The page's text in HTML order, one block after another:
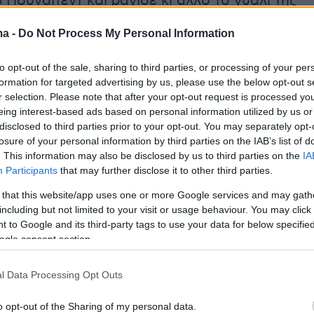
- Do Not Process My Personal Information
opt-out of the sale, sharing to third parties, or processing of your
for targeted advertising by us, please use the below opt-out
selection. Please note that after your opt-out request is processed
interest-based ads based on personal information utilized by us
to third parties prior to your opt-out. You may separately
of your personal information by third parties on the IAB’s list of
This information may also be disclosed by us to third parties on the
Participants that may further disclose it to other third parties.
that this website/app uses one or more Google services and may
but not limited to your visit or usage behaviour. You may
to Google and its third-party tags to use your data for below
consent section.
Data Processing Opt Outs
opt-out of the Sharing of my personal data.
while getting a new tattoo 😳💨
7RBU9RT9MS
(@MailSport)August 11, 2025
αέρα - Κόσμος κρέμονταν ανάποδα για